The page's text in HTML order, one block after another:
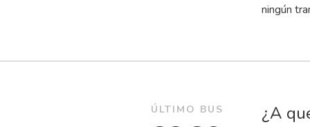
ningún
¿A
ÚLTIMO BUS